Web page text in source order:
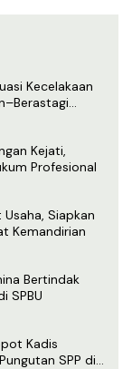
Kecelakaan
Kejati,
Profesional
Siapkan
Kemandirian
Bertindak
SPBU
Kadis
SPP di